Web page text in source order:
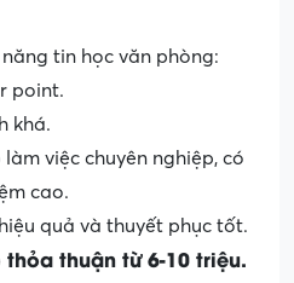
tin học văn phòng:
point.
khá.
việc chuyên nghiệp, có
cao.
quả và thuyết phục tốt.
thuận từ 6-10 triệu.